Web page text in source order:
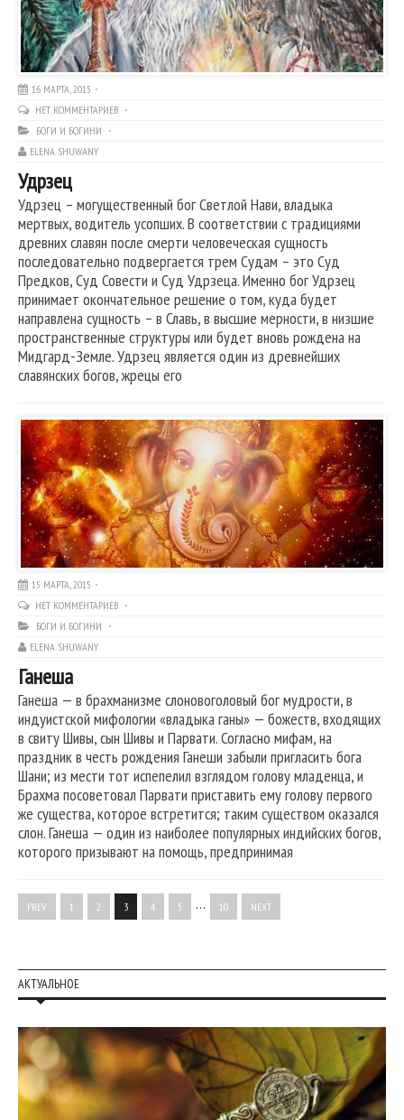
16 МАРТА, 2015
НЕТ КОММЕНТАРИЕВ
БОГИ И БОГИНИ
ELENA SHUWANY
Удрзец
Удрзец – могущественный бог Светлой Нави, владыка
мертвых, водитель усопших. В соответствии с традициями
древних славян после смерти человеческая сущность
последовательно подвергается трем Судам – это Суд
Предков, Суд Совести и Суд Удрзеца. Именно бог Удрзец
принимает окончательное решение о том, куда будет
направлена сущность – в Славь, в высшие мерности, в низшие
пространственные структуры или будет вновь рождена на
Мидгард-Земле. Удрзец является один из древнейших
славянских богов, жрецы его
15 МАРТА, 2015
НЕТ КОММЕНТАРИЕВ
БОГИ И БОГИНИ
ELENA SHUWANY
Ганеша
Ганеша — в брахманизме слоновоголовый бог мудрости, в
индуистской мифологии «владыка ганы» — божеств, входящих
в свиту Шивы, сын Шивы и Парвати. Согласно мифам, на
праздник в честь рождения Ганеши забыли пригласить бога
Шани; из мести тот испепелил взглядом голову младенца, и
Брахма посоветовал Парвати приставить ему голову первого
же существа, которое встретится; таким существом оказался
слон. Ганеша — один из наиболее популярных индийских богов,
которого призывают на помощь, предпринимая
PREV 1 2 3 4 5 … 10 NEXT
АКТУАЛЬНОЕ